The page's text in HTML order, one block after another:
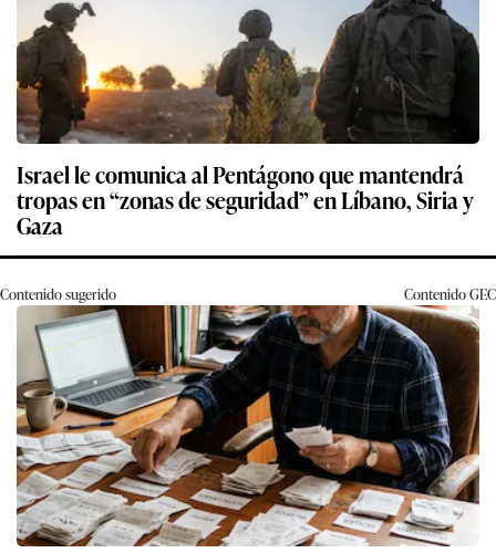
Israel le comunica al Pentágono que mantendrá
tropas en “zonas de seguridad” en Líbano, Siria y
Gaza
Contenido sugerido ContenidoGEC